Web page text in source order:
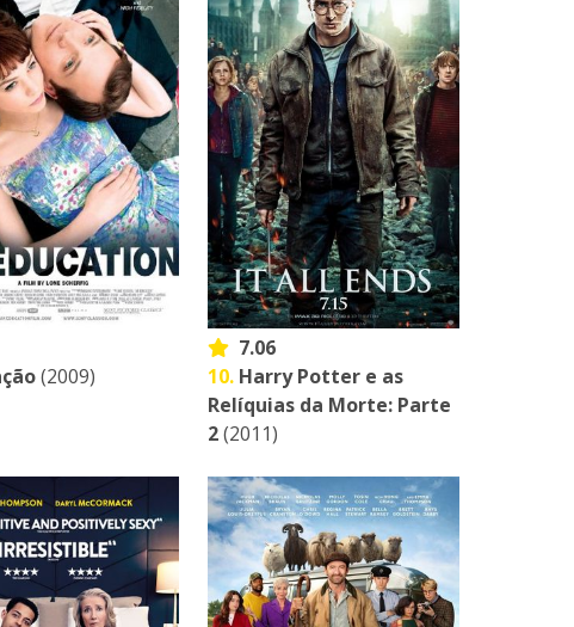
(2009)
7.06
10. Harry Potter e as
Relíquias da Morte: Parte
2(2011)